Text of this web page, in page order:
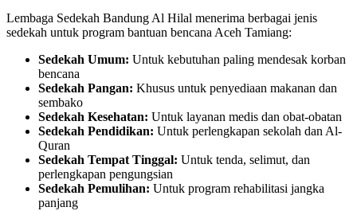
Lembaga Sedekah Bandung Al Hilal menerima berbagai jenis
sedekah untuk program bantuan bencana Aceh Tamiang:
Sedekah Umum: Untuk kebutuhan paling mendesak korban
bencana
Sedekah Pangan: Khusus untuk penyediaan makanan dan
sembako
Sedekah Kesehatan: Untuk layanan medis dan obat-obatan
Sedekah Pendidikan: Untuk perlengkapan sekolah dan Al-
Quran
Sedekah Tempat Tinggal: Untuk tenda, selimut, dan
perlengkapan pengungsian
Sedekah Pemulihan: Untuk program rehabilitasi jangka
panjang